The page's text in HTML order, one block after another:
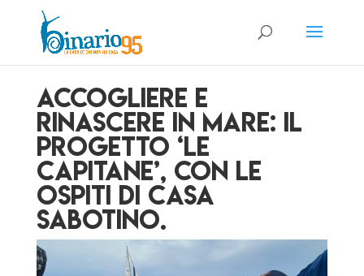
Accogliere e
rinascere in mare: il
progetto ‘Le
Capitane’, con le
ospiti di Casa
Sabotino.